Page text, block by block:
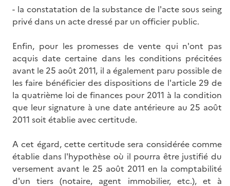
- la constatation de la substance de l'acte sous seing
privé dans un acte dressé par un officier public.
Enfin, pour les promesses de vente qui n'ont pas
acquis date certaine dans les conditions précitées
avant le 25 août 2011, il a également paru possible de
les faire bénéficier des dispositions de l'article 29 de
la quatrième loi de finances pour 2011 à la condition
que leur signature à une date antérieure au 25 août
2011 soit établie avec certitude.
A cet égard, cette certitude sera considérée comme
établie dans l'hypothèse où il pourra être justifié du
versement avant le 25 août 2011 en la comptabilité
d'un tiers (notaire, agent immobilier, etc.), et à